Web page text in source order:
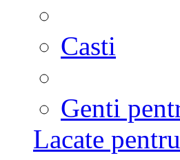
Casti
Genti
Lacate